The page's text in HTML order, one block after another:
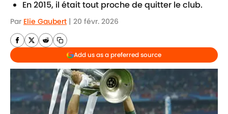
En 2015, il était tout proche de quitter le club.
Par Elie Gaubert | 20 févr. 2026
Add us as a preferred source